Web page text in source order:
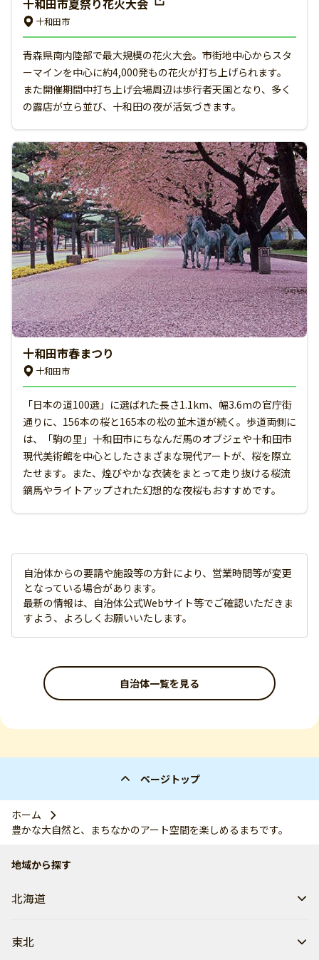
十和田市
青森県南内陸部で最大規模の花火大会。市街地中心からスタ
ーマインを中心に約4,000発もの花火が打ち上げられます。
また開催期間中打ち上げ会場周辺は歩行者天国となり、多く
の露店が立ら並び、十和田の夜が活気づきます。
十和田市春まつり
十和田市
「日本の道100選」に選ばれた長さ1.1km、幅3.6mの官庁街
通りに、156本の桜と165本の松の並木道が続く。歩道両側に
は、「駒の里」十和田市にちなんだ馬のオブジェや十和田市
現代美術館を中心としたさまざまな現代アートが、桜を際立
たせます。また、煌びやかな衣装をまとって走り抜ける桜流
鏑馬やライトアップされた幻想的な夜桜もおすすめです。
自治体からの要請や施設等の方針により、営業時間等が変更
となっている場合があります。
最新の情報は、自治体公式Webサイト等でご確認いただきま
すよう、よろしくお願いいたします。
自治体一覧を見る
ページトップ
ホーム
豊かな大自然と、まちなかのアート空間を楽しめるまちです。
地域から探す
北海道
東北